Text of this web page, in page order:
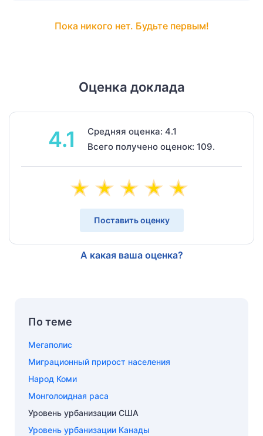
Пока никого нет. Будьте первым!
Оценка доклада
4.1
Средняя оценка: 4.1
Всего получено оценок: 109.
Поставить оценку
А какая ваша оценка?
По теме
Мегаполис
Миграционный прирост населения
Народ Коми
Монголоидная раса
Уровень урбанизации США
Уровень урбанизации Канады